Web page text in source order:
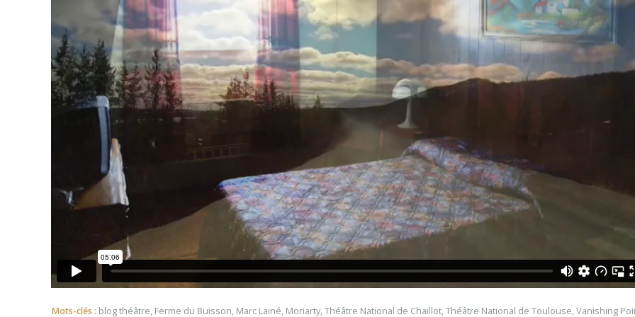
Mots-clés : blog théâtre, Ferme du Buisson, Marc Lainé, Moriarty,Théâtre National de Chaillot,Théâtre National de Toulouse,Vanishing